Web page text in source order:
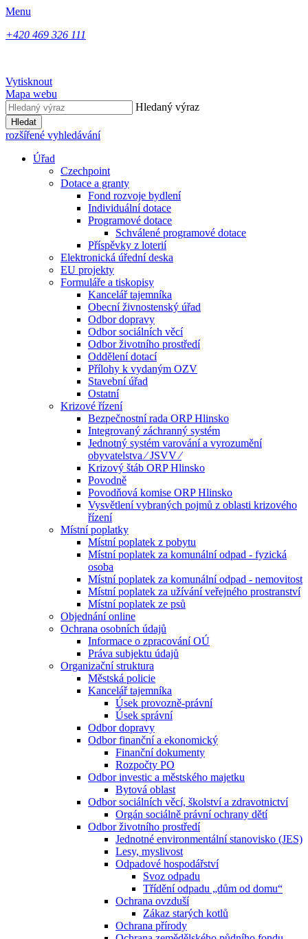
Menu
+420 469 326 111
Vytisknout
Mapa webu
Hledaný výraz
Hledat
rozšířené vyhledávání
Úřad
Czechpoint
Dotace a granty
Fond rozvoje bydlení
Individuální dotace
Programové dotace
Schválené programové dotace
Příspěvky z loterií
Elektronická úřední deska
EU projekty
Formuláře a tiskopisy
Kancelář tajemníka
Obecní živnostenský úřad
Odbor dopravy
Odbor sociálních věcí
Odbor životního prostředí
Oddělení dotací
Přílohy k vydaným OZV
Stavební úřad
Ostatní
Krizové řízení
Bezpečnostní rada ORP Hlinsko
Integrovaný záchranný systém
Jednotný systém varování a vyrozumění
obyvatelstva ⁄ JSVV ⁄
Krizový štáb ORP Hlinsko
Povodně
Povodňová komise ORP Hlinsko
Vysvětlení vybraných pojmů z oblasti krizového
řízení
Místní poplatky
Místní poplatek z pobytu
Místní poplatek za komunální odpad - fyzická
osoba
Místní poplatek za komunální odpad - nemovitost
Místní poplatek za užívání veřejného prostranství
Místní poplatek ze psů
Objednání online
Ochrana osobních údajů
Informace o zpracování OÚ
Práva subjektu údajů
Organizační struktura
Městská policie
Kancelář tajemníka
Úsek provozně-právní
Úsek správní
Odbor dopravy
Odbor finanční a ekonomický
Finanční dokumenty
Rozpočty PO
Odbor investic a městského majetku
Bytová oblast
Odbor sociálních věcí, školství a zdravotnictví
Orgán sociálně právní ochrany dětí
Odbor životního prostředí
Jednotné environmentální stanovisko (JES)
Lesy, myslivost
Odpadové hospodářství
Svoz odpadu
Třídění odpadu „dům od domu“
Ochrana ovzduší
Zákaz starých kotlů
Ochrana přírody